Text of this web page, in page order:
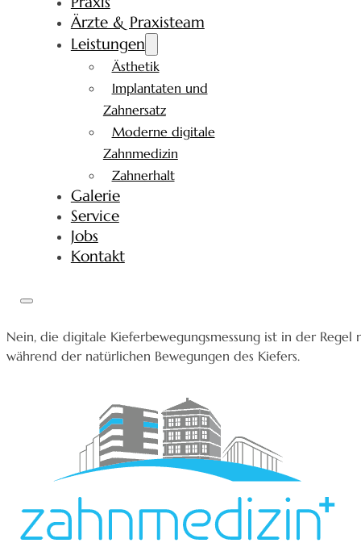
Ärzte & Praxisteam
Leistungen
Ästhetik
Implantaten und
Zahnersatz
Moderne digitale
Zahnmedizin
Zahnerhalt
Galerie
Service
Jobs
Kontakt
Nein, die digitale Kieferbewegungsmessung ist in der
während der natürlichen Bewegungen des Kiefers.